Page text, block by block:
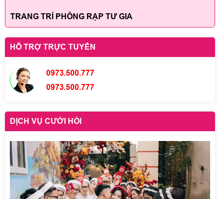
TRANG TRÍ PHÔNG RẠP TƯ GIA
HỖ TRỢ TRỰC TUYẾN
0973.500.777
0973.500.777
DỊCH VỤ CƯỚI HỎI